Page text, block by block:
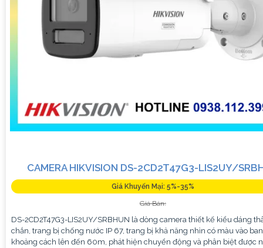
CAMERA HIKVISION DS-2CD2T47G3-LIS2UY/
Giá Khuyến Mại: 5%-35%
Giá Bán:
DS-2CD2T47G3-LIS2UY/SRBHUN là dòng camera thiết kế kiểu dáng
chắn, trang bị chống nước IP 67, trang bị khả năng nhìn có màu vào
khoảng cách lên đến 60m, phát hiện chuyển động và phân biệt được